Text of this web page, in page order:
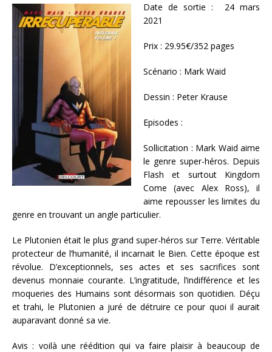
Date de sortie : 24 mars
2021
Prix : 29.95€/352 pages
Scénario : Mark Waid
Dessin : Peter Krause
Episodes :
Sollicitation : Mark Waid aime
le genre super-héros. Depuis
Flash et surtout Kingdom
Come (avec Alex Ross), il
aime repousser les limites du
genre en trouvant un angle particulier.
Le Plutonien était le plus grand super-héros sur Terre. Véritable
protecteur de l’humanité, il incarnait le Bien. Cette époque est
révolue. D’exceptionnels, ses actes et ses sacrifices sont
devenus monnaie courante. L’ingratitude, l’indifférence et les
moqueries des Humains sont désormais son quotidien. Déçu
et trahi, le Plutonien a juré de détruire ce pour quoi il aurait
auparavant donné sa vie.
Avis : voilà une réédition qui va faire plaisir à beaucoup de